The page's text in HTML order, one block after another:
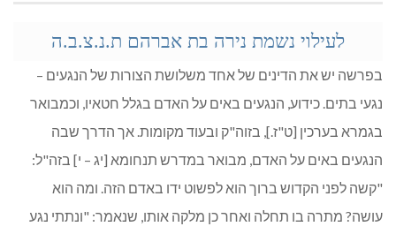
לעילוי נשמת נירה בת אברהם ת.נ.צ.ב.ה
בפרשה יש את הדינים של אחד משלושת הצורות של הנגעים –
נגעי בתים. כידוע, הנגעים באים על האדם בגלל חטאיו, וכמבואר
בגמרא בערכין [ט"ז.], בזוה"ק ובעוד מקומות. אך הדרך שבה
הנגעים באים על האדם, מבואר במדרש תנחומא [יג – י] בזה"ל:
"קשה לפני הקדוש ברוך הוא לפשוט ידו באדם הזה. ומה הוא
עושה? מתרה בו תחלה ואחר כן מלקה אותו, שנאמר: "ונתתי נגע